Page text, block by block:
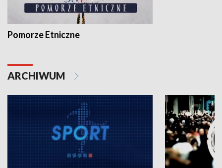
Pomorze Etniczne
ARCHIWUM